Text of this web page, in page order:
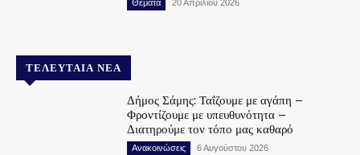
Θέματα 20 Απριλίου 2026
ΤΕΛΕΥΤΑΊΑ ΝΈΑ
Δήμος Σάμης: Ταΐζουμε με αγάπη –
Φροντίζουμε με υπευθυνότητα –
Διατηρούμε τον τόπο μας καθαρό
Ανακοινώσεις 6 Αυγούστου 2026